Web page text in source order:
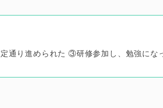
通り進められた ③研修参加し、勉強にな